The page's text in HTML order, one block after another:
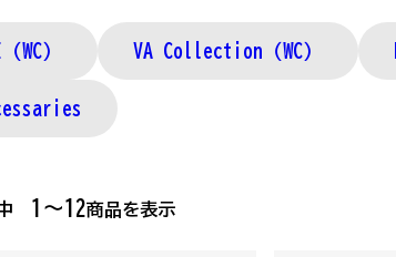
WC） VA Collection（WC）
1～12商品を表示